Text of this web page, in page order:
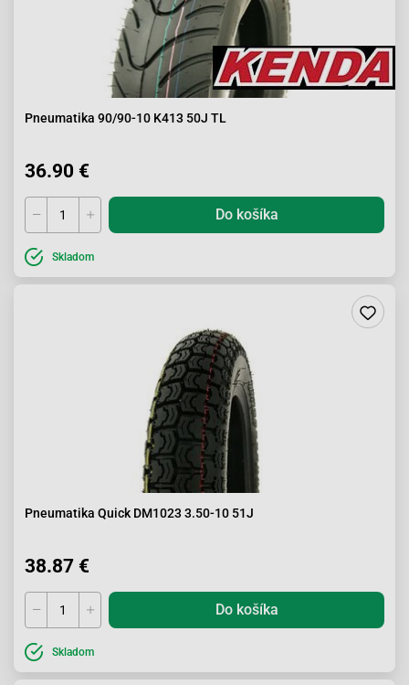
Pneumatika 90/90-10 K413 50J TL
36.90 €
Do košíka
Skladom
Pneumatika Quick DM1023 3.50-10 51J
38.87 €
Do košíka
Skladom